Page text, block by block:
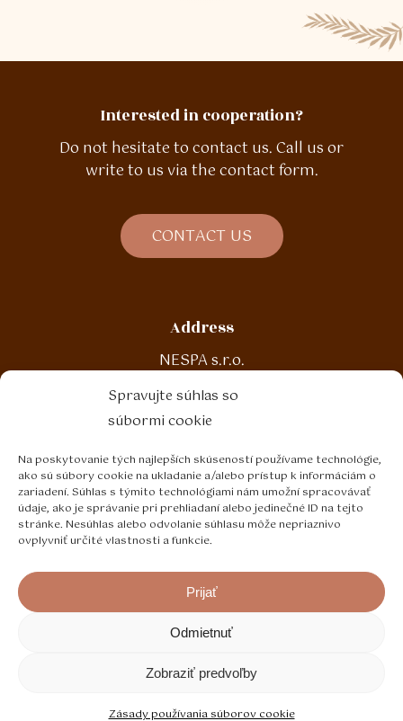
Spravujte súhlas so
súbormi cookie
Na poskytovanie tých najlepších skúseností používame technológie,
ako sú súbory cookie na ukladanie a/alebo prístup k informáciám o
zariadení. Súhlas s týmito technológiami nám umožní spracovávať
údaje, ako je správanie pri prehliadaní alebo jedinečné ID na tejto
stránke. Nesúhlas alebo odvolanie súhlasu môže nepriaznivo
ovplyvniť určité vlastnosti a funkcie.
Prijať
Odmietnuť
Zobraziť predvoľby
Zásady používania súborov cookie
Interested in cooperation?
Do not hesitate to contact us. Call us or
write to us via the contact form.
CONTACT US
Address
NESPA s.r.o.
Malinová 188
972 13 Nitrianske Pravno
Contact
T: +421 46 5443 103
E: nespa@nespa.sk
2026Nespa s.r.o.
Cookie policy